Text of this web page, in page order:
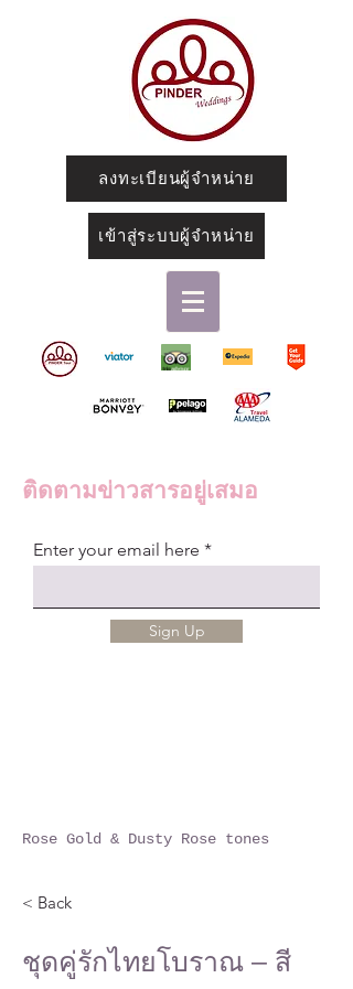
ลงทะเบียนผู้จำหน่าย
เข้าสู่ระบบผู้จำหน่าย
ติดตามข่าวสารอยู่เสมอ
Enter your email here
Sign Up
Rose Gold & Dusty Rose tones
< Back
ชุดคู่รักไทยโบราณ – สี